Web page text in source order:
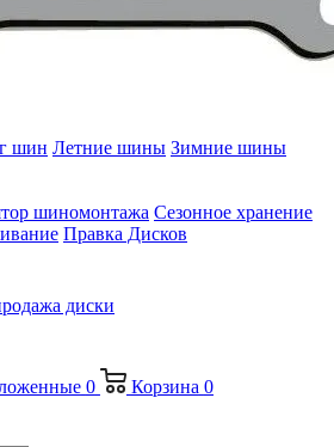
шин Летние шины Зимние шины
шиномонтажа Сезонное хранение
Правка Дисков
диски
0 Корзина 0